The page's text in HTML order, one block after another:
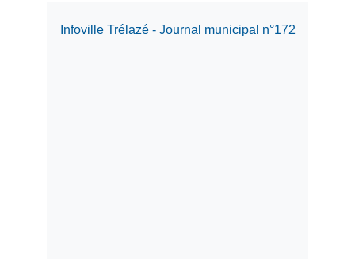
Infoville Trélazé - Journal municipal n°172